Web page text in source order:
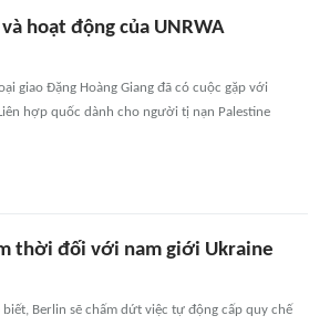
hoạt động của UNRWA
giao Đặng Hoàng Giang đã có cuộc gặp với
hợp quốc dành cho người tị nạn Palestine
thời đối với nam giới Ukraine
Berlin sẽ chấm dứt việc tự động cấp quy chế